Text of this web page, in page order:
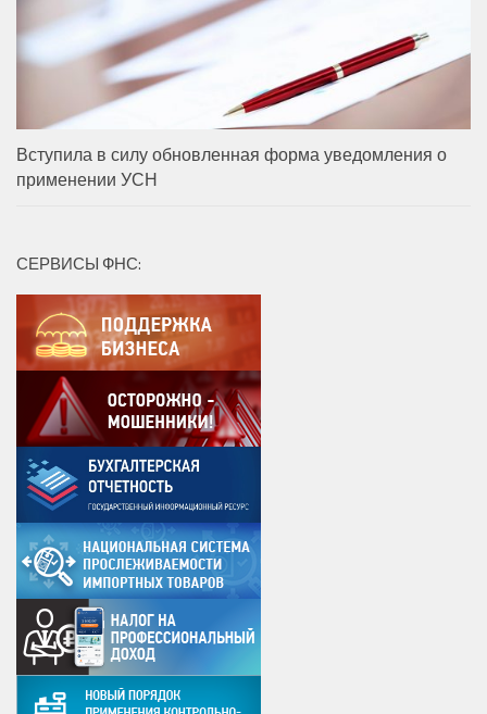
Вступила в силу обновленная форма уведомления о
применении УСН
СЕРВИСЫ ФНС: